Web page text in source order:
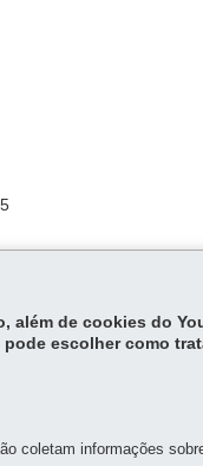
além de cookies do
escolher como
coletam informações